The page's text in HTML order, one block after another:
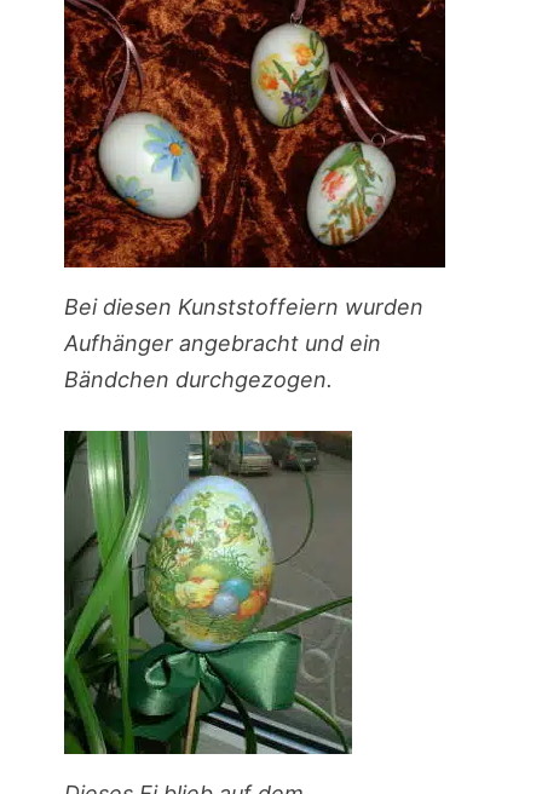
Bei diesen Kunststoffeiern wurden
Aufhänger angebracht und ein
Bändchen durchgezogen.